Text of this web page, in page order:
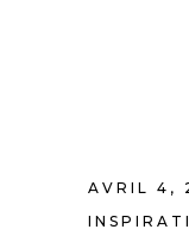
AVRIL 4,